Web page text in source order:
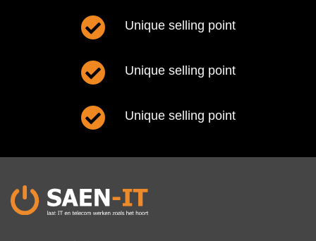
Unique selling point
Unique selling point
Unique selling point